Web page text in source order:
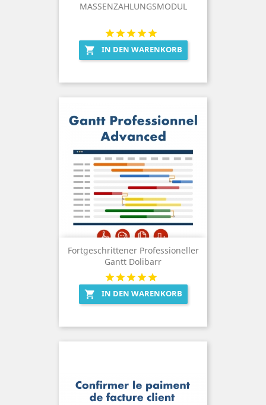
MASSENZAHLUNGSMODUL
 IN DEN WARENKORB
Fortgeschrittener Professioneller
Gantt Dolibarr
 IN DEN WARENKORB